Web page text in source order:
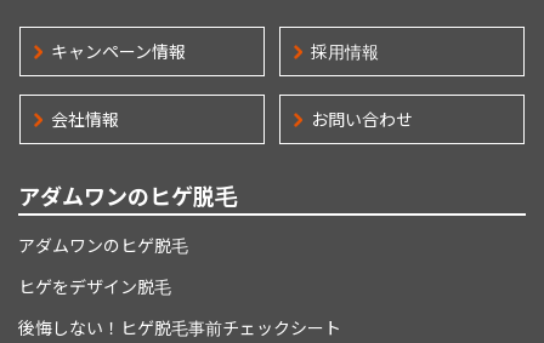
望された場合はこれに応じます。 但し、請求が法令による要
件を満たさない場合及び当社の最終のご利用から相当期間を
経過したお客様の情報に関しましては対応できない場合があ
ります。
6. 免責事項について
当サイトの使用及び閲覧は、お客様自身の自己責任でなされ
るものであり、当サイトの作成や公開等に関わった当社及び
関係者は、当サイトへのアクセス又は使用によって発生した
いかなる損害やその修理費用等に関して、一切の責任を負い
ません。
キャンペーン情報 採用情報
会社情報 お問い合わせ
アダムワンのヒゲ脱毛
アダムワンのヒゲ脱毛
ヒゲをデザイン脱毛
後悔しない！ ヒゲ脱毛事前チェックシート